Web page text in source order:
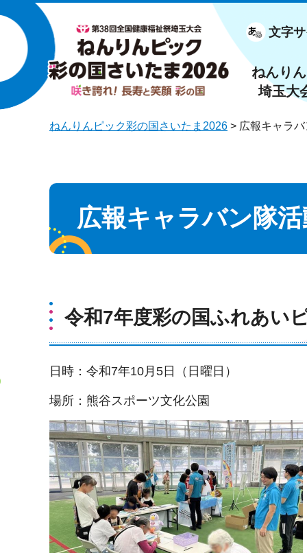
第38回全国健康福祉祭埼玉大会
ねんりんピック 彩の国さいたま
2026 咲き誇れ！長寿と笑顔 彩の
文字
ねんり
埼玉大
ねんりんピック彩の国さいたま2026 > 広報キャラ
広報キャラバン隊
令和7年度彩の国ふれあい
日時：令和7年10月5日（日曜日）
場所：熊谷スポーツ文化公園